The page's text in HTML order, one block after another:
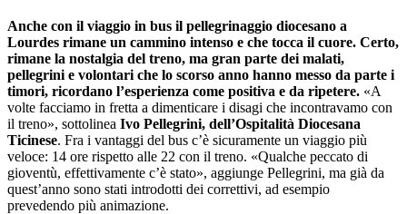
Anche con il viaggio in bus il pellegrinaggio diocesano a
Lourdes rimane un cammino intenso e che tocca il cuore. Certo,
rimane la nostalgia del treno, ma gran parte dei malati,
pellegrini e volontari che lo scorso anno hanno messo da parte i
timori, ricordano l’esperienza come positiva e da ripetere. «A
volte facciamo in fretta a dimenticare i disagi che incontravamo con
il treno», sottolinea Ivo Pellegrini, dell’Ospitalità Diocesana
Ticinese. Fra i vantaggi del bus c’è sicuramente un viaggio più
veloce: 14 ore rispetto alle 22 con il treno. «Qualche peccato di
gioventù, effettivamente c’è stato», aggiunge Pellegrini, ma già da
quest’anno sono stati introdotti dei correttivi, ad esempio
prevedendo più animazione.